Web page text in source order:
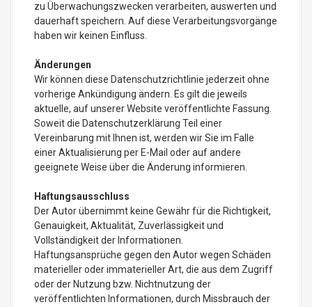
zu Überwachungszwecken verarbeiten, auswerten und
dauerhaft speichern. Auf diese Verarbeitungsvorgänge
haben wir keinen Einfluss.
Änderungen
Wir können diese Datenschutzrichtlinie jederzeit ohne
vorherige Ankündigung ändern. Es gilt die jeweils
aktuelle, auf unserer Website veröffentlichte Fassung.
Soweit die Datenschutzerklärung Teil einer
Vereinbarung mit Ihnen ist, werden wir Sie im Falle
einer Aktualisierung per E-Mail oder auf andere
geeignete Weise über die Änderung informieren.
Haftungsausschluss
Der Autor übernimmt keine Gewähr für die Richtigkeit,
Genauigkeit, Aktualität, Zuverlässigkeit und
Vollständigkeit der Informationen.
Haftungsansprüche gegen den Autor wegen Schäden
materieller oder immaterieller Art, die aus dem Zugriff
oder der Nutzung bzw. Nichtnutzung der
veröffentlichten Informationen, durch Missbrauch der